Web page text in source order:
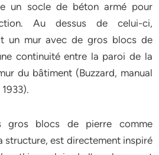
un socle de béton armé pour
Au dessus de celui-ci,
un mur avec de gros blocs de
continuité entre la paroi de la
du bâtiment (Buzzard, manual
gros blocs de pierre comme
structure, est directement inspiré